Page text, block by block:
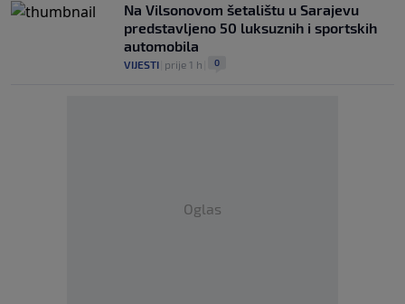
Na Vilsonovom šetalištu u Sarajevu
predstavljeno 50 luksuznih i sportskih
automobila
VIJESTI prije 1 h 0
Oglas